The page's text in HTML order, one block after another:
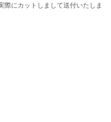
際にカットしまして送付いたしま